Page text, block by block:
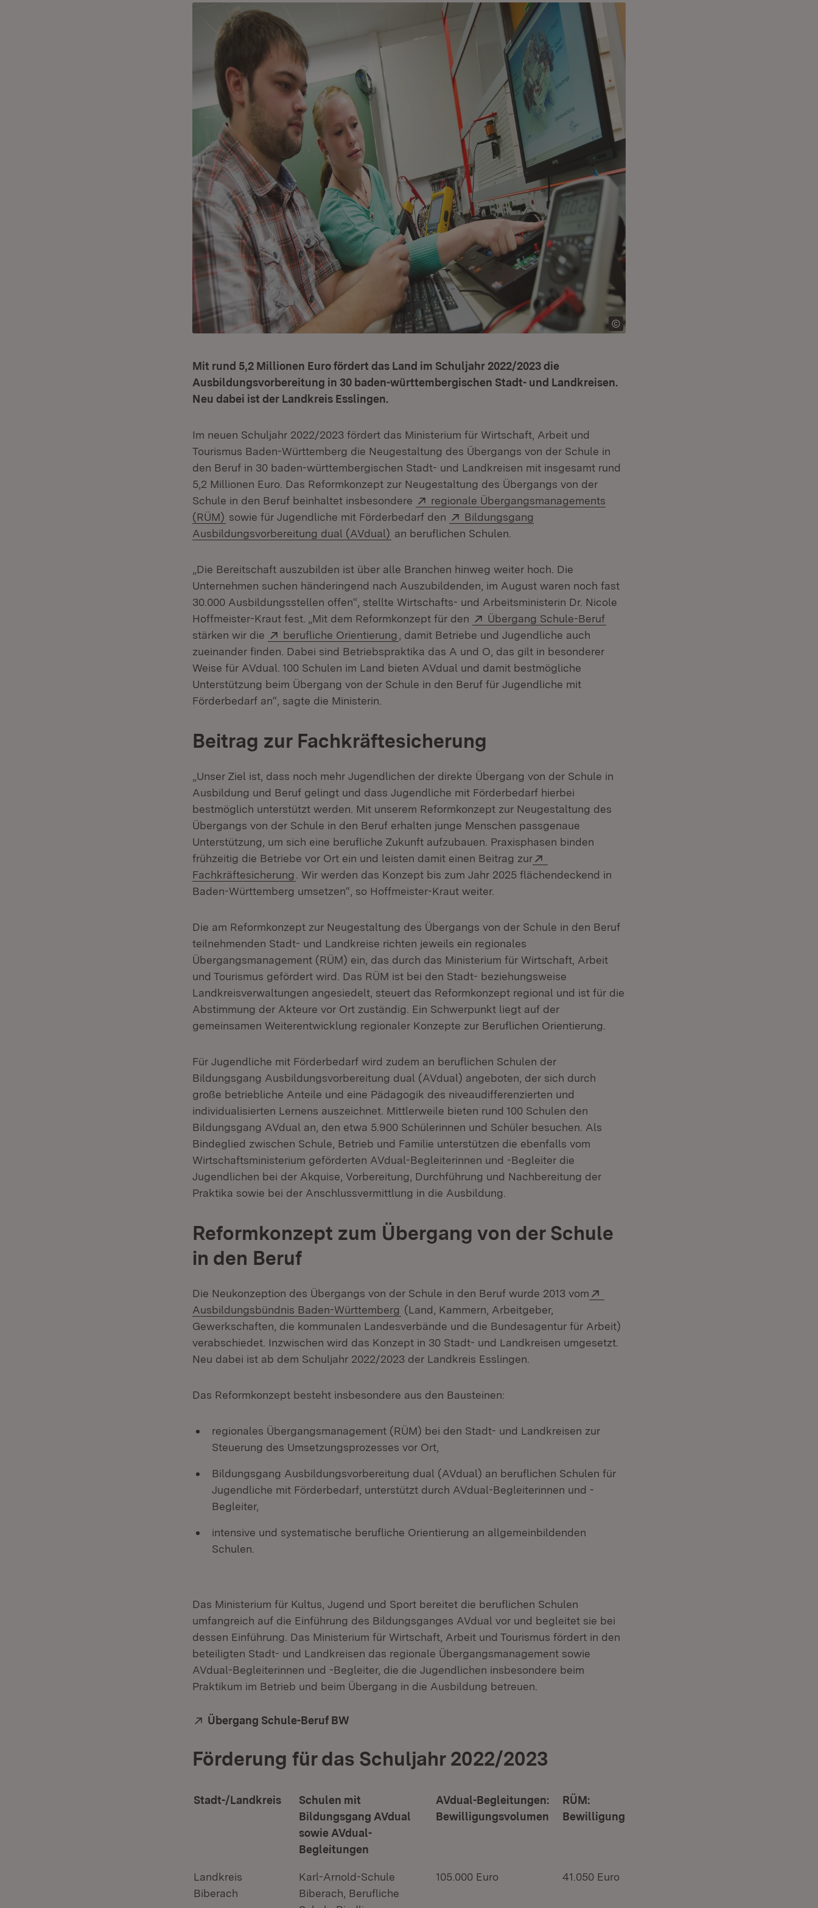
Mit rund 5,2 Millionen Euro fördert das Land im Schuljahr 2022/2023 die
Ausbildungsvorbereitung in 30 baden-württembergischen Stadt- und Landkreisen.
Neu dabei ist der Landkreis Esslingen.
Im neuen Schuljahr 2022/2023 fördert das Ministerium für Wirtschaft, Arbeit und
Tourismus Baden-Württemberg die Neugestaltung des Übergangs von der Schule in
den Beruf in 30 baden-württembergischen Stadt- und Landkreisen mit insgesamt rund
5,2 Millionen Euro. Das Reformkonzept zur Neugestaltung des Übergangs von der
Schule in den Beruf beinhaltet insbesondere
Extern:
regionale Übergangsmanagements
(RÜM) (Öffnet in neuem Fenster)
sowie für Jugendliche mit Förderbedarf den Extern:
Bildungsgang
Ausbildungsvorbereitung dual (AVdual) (Öffnet in neuem Fenster)
an beruflichen Schulen.
„Die Bereitschaft auszubilden ist über alle Branchen hinweg weiter hoch. Die
Unternehmen suchen händeringend nach Auszubildenden, im August waren noch fast
30.000 Ausbildungsstellen offen“, stellte Wirtschafts- und Arbeitsministerin Dr. Nicole
Hoffmeister-Kraut fest. „Mit dem Reformkonzept für den
Extern:
Übergang Schule-Beruf
stärken wir die
Extern:
berufliche Orientierung (Öffnet in neuem Fenster)
, damit Betriebe und Jugendliche auch
zueinander finden. Dabei sind Betriebspraktika das A und O, das gilt in besonderer
Weise für AVdual. 100 Schulen im Land bieten AVdual und damit bestmögliche
Unterstützung beim Übergang von der Schule in den Beruf für Jugendliche mit
Förderbedarf an“, sagte die Ministerin.
Beitrag zur Fachkräftesicherung
„Unser Ziel ist, dass noch mehr Jugendlichen der direkte Übergang von der Schule in
Ausbildung und Beruf gelingt und dass Jugendliche mit Förderbedarf hierbei
bestmöglich unterstützt werden. Mit unserem Reformkonzept zur Neugestaltung des
Übergangs von der Schule in den Beruf erhalten junge Menschen passgenaue
Unterstützung, um sich eine berufliche Zukunft aufzubauen. Praxisphasen binden
frühzeitig die Betriebe vor Ort ein und leisten damit einen Beitrag zur
Fachkräftesicherung (Öffnet in neuem Fenster)
. Wir werden das Konzept bis zum Jahr 2025 flächendeckend in
Baden-Württemberg umsetzen“, so Hoffmeister-Kraut weiter.
Die am Reformkonzept zur Neugestaltung des Übergangs von der Schule in den Beruf
teilnehmenden Stadt- und Landkreise richten jeweils ein regionales
Übergangsmanagement (RÜM) ein, das durch das Ministerium für Wirtschaft, Arbeit
und Tourismus gefördert wird. Das RÜM ist bei den Stadt- beziehungsweise
Landkreisverwaltungen angesiedelt, steuert das Reformkonzept regional und ist für die
Abstimmung der Akteure vor Ort zuständig. Ein Schwerpunkt liegt auf der
gemeinsamen Weiterentwicklung regionaler Konzepte zur Beruflichen Orientierung.
Für Jugendliche mit Förderbedarf wird zudem an beruflichen Schulen der
Bildungsgang Ausbildungsvorbereitung dual (AVdual) angeboten, der sich durch
große betriebliche Anteile und eine Pädagogik des niveaudifferenzierten und
individualisierten Lernens auszeichnet. Mittlerweile bieten rund 100 Schulen den
Bildungsgang AVdual an, den etwa 5.900 Schülerinnen und Schüler besuchen. Als
Bindeglied zwischen Schule, Betrieb und Familie unterstützen die ebenfalls vom
Wirtschaftsministerium geförderten AVdual-Begleiterinnen und -Begleiter die
Jugendlichen bei der Akquise, Vorbereitung, Durchführung und Nachbereitung der
Praktika sowie bei der Anschlussvermittlung in die Ausbildung.
Reformkonzept zum Übergang von der Schule
in den Beruf
Die Neukonzeption des Übergangs von der Schule in den Beruf wurde 2013 vom
Ausbildungsbündnis Baden-Württemberg (Öffnet in neuem Fenster)
(Land, Kammern, Arbeitgeber,
Gewerkschaften, die kommunalen Landesverbände und die Bundesagentur für Arbeit)
verabschiedet. Inzwischen wird das Konzept in 30 Stadt- und Landkreisen umgesetzt.
Neu dabei ist ab dem Schuljahr 2022/2023 der Landkreis Esslingen.
Das Reformkonzept besteht insbesondere aus den Bausteinen:
regionales Übergangsmanagement (RÜM) bei den Stadt- und Landkreisen zur
Steuerung des Umsetzungsprozesses vor Ort,
Bildungsgang Ausbildungsvorbereitung dual (AVdual) an beruflichen Schulen für
Jugendliche mit Förderbedarf, unterstützt durch AVdual-Begleiterinnen und -
Begleiter,
intensive und systematische berufliche Orientierung an allgemeinbildenden
Schulen.
Das Ministerium für Kultus, Jugend und Sport bereitet die beruflichen Schulen
umfangreich auf die Einführung des Bildungsganges AVdual vor und begleitet sie bei
dessen Einführung. Das Ministerium für Wirtschaft, Arbeit und Tourismus fördert in den
beteiligten Stadt- und Landkreisen das regionale Übergangsmanagement sowie
AVdual-Begleiterinnen und -Begleiter, die die Jugendlichen insbesondere beim
Praktikum im Betrieb und beim Übergang in die Ausbildung betreuen.
Extern:
Übergang Schule-Beruf BW
Förderung für das Schuljahr 2022/2023
Stadt-/Landkreis
Schulen mit
Bildungsgang AVdual
sowie AVdual-
Begleitungen
AVdual-Begleitungen:
Bewilligungsvolumen
RÜM:
Bewilligungsvolumen
Landkreis
Biberach
Karl-Arnold-Schule
Biberach, Berufliche
105.000 Euro 41.050 Euro